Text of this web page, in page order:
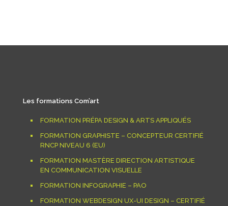
Les formations Com’art
FORMATION PRÉPA DESIGN & ARTS APPLIQUÉS
FORMATION GRAPHISTE – CONCEPTEUR CERTIFIÉ
RNCP NIVEAU 6 (EU)
FORMATION MASTÈRE DIRECTION ARTISTIQUE
EN COMMUNICATION VISUELLE
FORMATION INFOGRAPHIE – PAO
FORMATION WEBDESIGN UX-UI DESIGN – CERTIFIÉ